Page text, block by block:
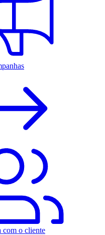
com o cliente